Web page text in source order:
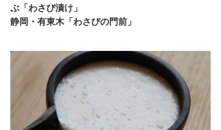
ぶ「わさび漬け」
静岡・有東木「わさびの門前」